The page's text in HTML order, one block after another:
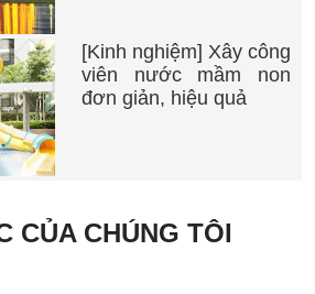
[Kinh nghiệm] Xây công
viên nước mầm non
đơn giản, hiệu quả
CỦA CHÚNG TÔI